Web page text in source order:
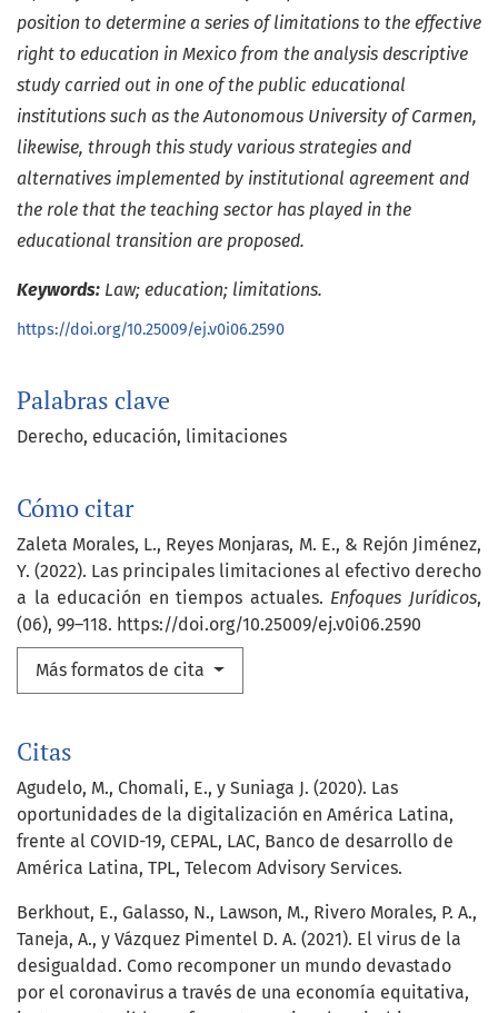
Palabras clave
Derecho educación limitaciones
Cómo citar
Zaleta Morales, L., Reyes Monjaras, M. E., & Rejón Jiménez,
Y. (2022). Las principales limitaciones al efectivo derecho
a la educación en tiempos actuales. Enfoques Jurídicos,
(06), 99–118. https://doi.org/10.25009/ej.v0i06.2590
Más formatos de cita
position to determine a series of limitations to the effective
right to education in Mexico from the analysis descriptive
study carried out in one of the public educational
institutions such as the Autonomous University of Carmen,
likewise, through this study various strategies and
alternatives implemented by institutional agreement and
the role that the teaching sector has played in the
educational transition are proposed.
Keywords: Law; education; limitations.
https://doi.org/10.25009/ej.v0i06.2590
Citas
Agudelo, M., Chomali, E., y Suniaga J. (2020). Las
oportunidades de la digitalización en América Latina,
frente al COVID-19, CEPAL, LAC, Banco de desarrollo de
América Latina, TPL, Telecom Advisory Services.
Berkhout, E., Galasso, N., Lawson, M., Rivero Morales, P. A.,
Taneja, A., y Vázquez Pimentel D. A. (2021). El virus de la
desigualdad. Como recomponer un mundo devastado
por el coronavirus a través de una economía equitativa,